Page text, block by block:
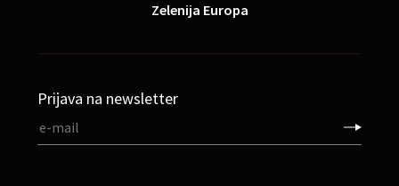
Zelenija Europa
Prijava na newsletter